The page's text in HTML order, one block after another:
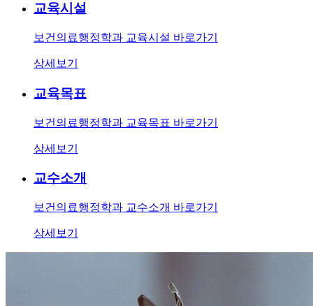
교육시설
보건의료행정학과 교육시설 바로가기
상세보기
교육목표
보건의료행정학과 교육목표 바로가기
상세보기
교수소개
보건의료행정학과 교수소개 바로가기
상세보기